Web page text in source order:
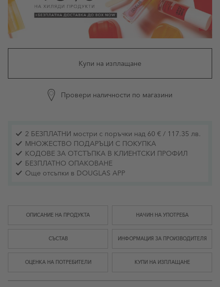
Купи на изплащане
Провери наличности по магазини
2 БЕЗПЛАТНИ мостри с поръчки над 60 € / 117.35 лв.
МНОЖЕСТВО ПОДАРЪЦИ С ПОКУПКА
КОДОВЕ ЗА ОТСТЪПКА В КЛИЕНТСКИ ПРОФИЛ
БЕЗПЛАТНО ОПАКОВАНЕ
Още отсъпки в DOUGLAS APP
ОПИСАНИЕ НА ПРОДУКТА НАЧИН НА УПОТРЕБА
СЪСТАВ ИНФОРМАЦИЯ ЗА ПРОИЗВОДИТЕЛЯ
ОЦЕНКА НА ПОТРЕБИТЕЛИ КУПИ НА ИЗПЛАЩАНЕ